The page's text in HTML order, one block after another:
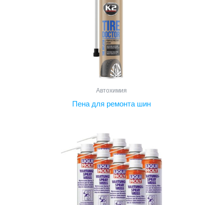
Автохимия
Пена для ремонта шин